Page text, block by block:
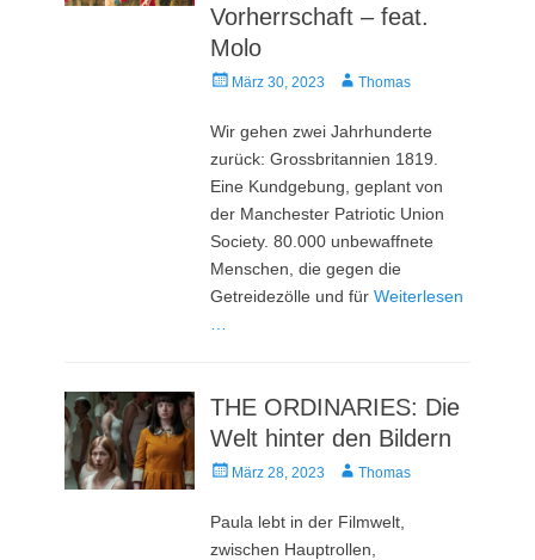
Vorherrschaft – feat.
Molo
Veröffentlicht
März 30, 2023 AutorThomas
Wir gehen zwei Jahrhunderte
zurück: Grossbritannien 1819.
Eine Kundgebung, geplant von
der Manchester Patriotic Union
Society. 80.000 unbewaffnete
Menschen, die gegen die
Getreidezölle und fürWeiterlesen
THE ORDINARIES: Die
Welt hinter den Bildern
Veröffentlicht
März 28, 2023 AutorThomas
Paula lebt in der Filmwelt,
zwischen Hauptrollen,